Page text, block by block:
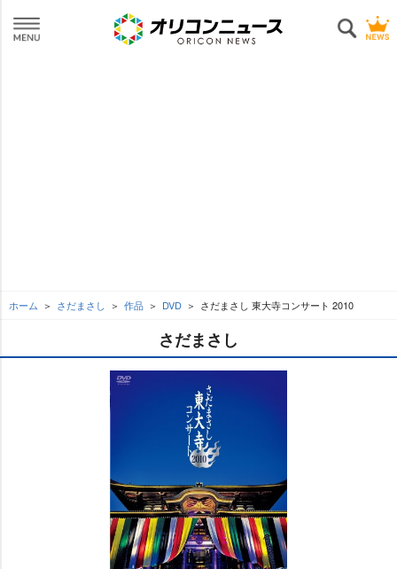
ホーム さだまさし 作品 DVD さだまさし 東大寺コンサート 2010
さだまさし